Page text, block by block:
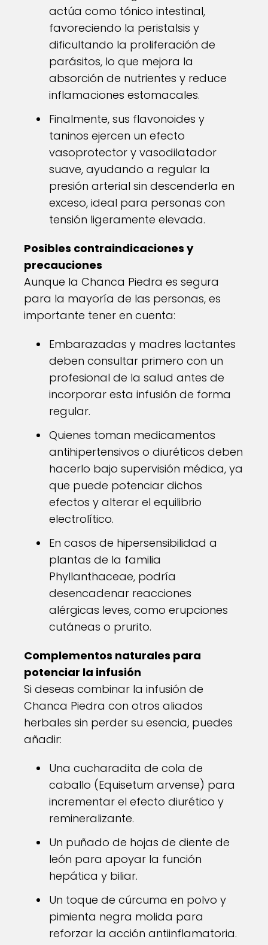
actúa como tónico intestinal,
favoreciendo la peristalsis y
dificultando la proliferación de
parásitos, lo que mejora la
absorción de nutrientes y reduce
inflamaciones estomacales.
Finalmente, sus flavonoides y
taninos ejercen un efecto
vasoprotector y vasodilatador
suave, ayudando a regular la
presión arterial sin descenderla en
exceso, ideal para personas con
tensión ligeramente elevada.
Posibles contraindicaciones y
precauciones
Aunque la Chanca Piedra es segura
para la mayoría de las personas, es
importante tener en cuenta:
Embarazadas y madres lactantes
deben consultar primero con un
profesional de la salud antes de
incorporar esta infusión de forma
regular.
Quienes toman medicamentos
antihipertensivos o diuréticos deben
hacerlo bajo supervisión médica, ya
que puede potenciar dichos
efectos y alterar el equilibrio
electrolítico.
En casos de hipersensibilidad a
plantas de la familia
Phyllanthaceae, podría
desencadenar reacciones
alérgicas leves, como erupciones
cutáneas o prurito.
Complementos naturales para
potenciar la infusión
Si deseas combinar la infusión de
Chanca Piedra con otros aliados
herbales sin perder su esencia, puedes
añadir:
Una cucharadita de cola de
caballo (Equisetum arvense) para
incrementar el efecto diurético y
remineralizante.
Un puñado de hojas de diente de
león para apoyar la función
hepática y biliar.
Un toque de cúrcuma en polvo y
pimienta negra molida para
reforzar la acción antiinflamatoria.